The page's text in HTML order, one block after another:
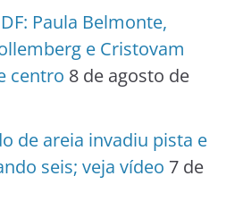
Paula Belmonte,
e Cristovam
centro 8 de agosto de
de areia invadiu pista e
seis; veja vídeo 7 de